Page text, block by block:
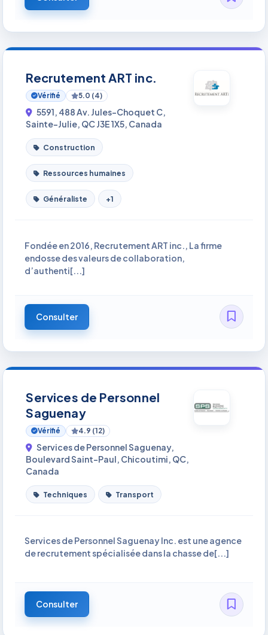
Recrutement ART inc.
Vérifié 5.0 (4)
5591, 488 Av. Jules-Choquet C,
Sainte-Julie, QC J3E 1X5, Canada
Construction
Ressources humaines
Généraliste +1
Fondée en 2016, Recrutement ART inc., La firme
endosse des valeurs de collaboration,
d’authenti[...]
Consulter
Services de Personnel
Saguenay
Vérifié 4.9 (12)
Services de Personnel Saguenay,
Boulevard Saint-Paul, Chicoutimi, QC,
Canada
Techniques Transport
Services de Personnel Saguenay Inc. est une agence
de recrutement spécialisée dans la chasse de[...]
Consulter